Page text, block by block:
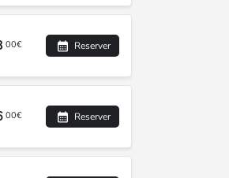
00€ Reserver
00€ Reserver